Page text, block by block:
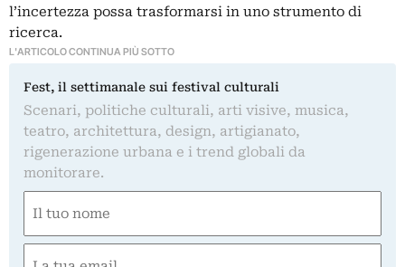
l’incertezza possa trasformarsi in uno strumento di
ricerca.
L'ARTICOLO CONTINUA PIÙ SOTTO
Fest, il settimanale sui festival culturali
Scenari, politiche culturali, arti visive, musica,
teatro, architettura, design, artigianato,
rigenerazione urbana e i trend globali da
monitorare.
(Required)
First